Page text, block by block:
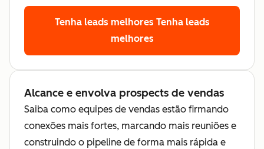
Tenha leads melhores Tenha leads
melhores
Alcance e envolva prospects de vendas
Saiba como equipes de vendas estão firmando
conexões mais fortes, marcando mais reuniões e
construindo o pipeline de forma mais rápida e